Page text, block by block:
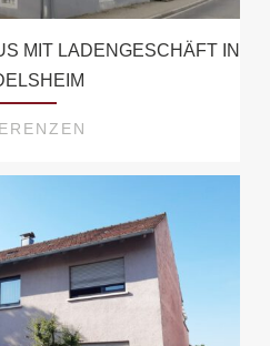
MIT LADENGESCHÄFT IN